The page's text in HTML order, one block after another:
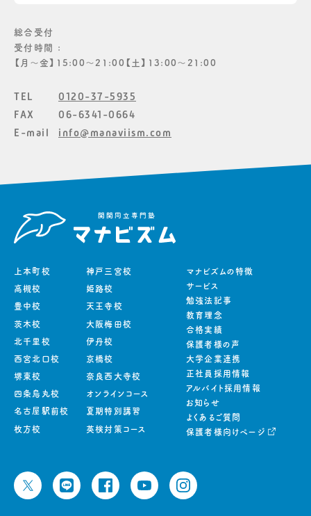
総合受付
受付時間 :
【月〜金】15:00〜21:00【土】13:00〜21:00
TEL
0120-37-5935
FAX
06-6341-0664
E-mail
info@manaviism.com
上本町校
高槻校
豊中校
茨木校
北千里校
西宮北口校
堺東校
四条烏丸校
名古屋駅前校
枚方校
神戸三宮校
姫路校
天王寺校
大阪梅田校
伊丹校
京橋校
奈良西大寺校
オンラインコース
夏期特別講習
英検対策コース
マナビズムの特徴
サービス
勉強法記事
教育理念
合格実績
保護者様の声
大学企業連携
正社員採用情報
アルバイト採用情報
お知らせ
よくあるご質問
保護者様向けページ